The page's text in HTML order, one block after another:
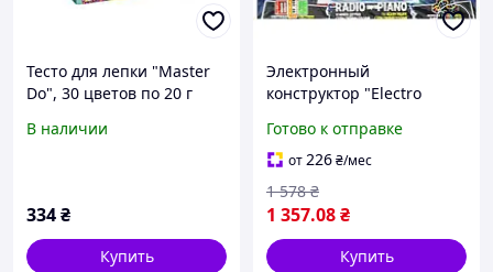
Тесто для лепки "Master
Do", 30 цветов по 20 г
В наличии
334₴
Купить
Электронный
конструктор "Electro
Готово к отправке
от226₴/мес
1 357.08₴
1 578 ₴
Купить